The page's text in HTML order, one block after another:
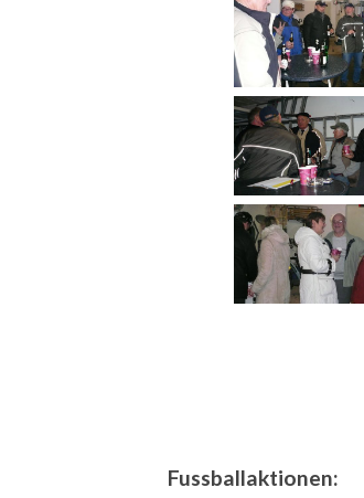
Fussballaktionen: